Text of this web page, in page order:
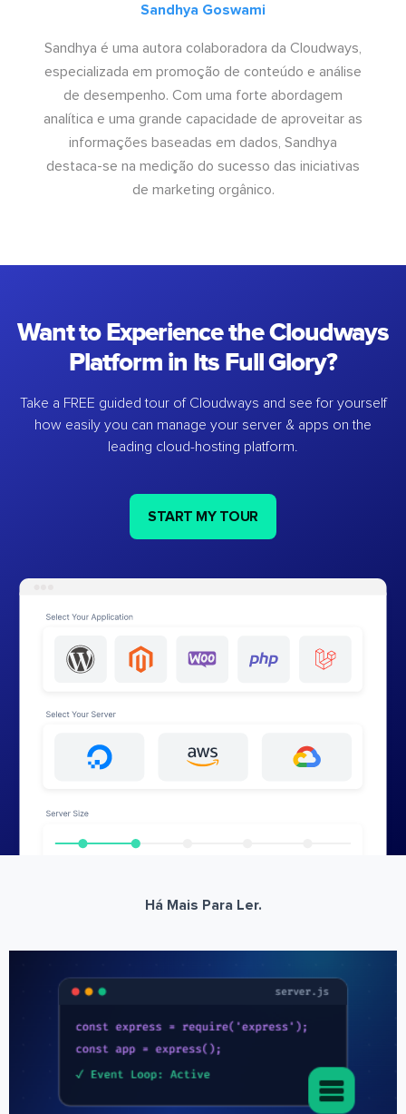
Sandhya Goswami
Sandhya é uma autora colaboradora da Cloudways,
especializada em promoção de conteúdo e análise
de desempenho. Com uma forte abordagem
analítica e uma grande capacidade de aproveitar as
informações baseadas em dados, Sandhya
destaca-se na medição do sucesso das iniciativas
de marketing orgânico.
Want to Experience the Cloudways
Platform in Its Full Glory?
Take a FREE guided tour of Cloudways and see for yourself
how easily you can manage your server & apps on the
leading cloud-hosting platform.
START MY TOUR
Há Mais Para Ler.